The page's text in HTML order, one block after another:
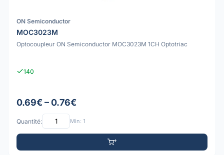
ON Semiconductor
MOC3023M
Optocoupleur ON Semiconductor MOC3023M 1CH Optotriac
140
0.69€ – 0.76€
Quantité: Min: 1